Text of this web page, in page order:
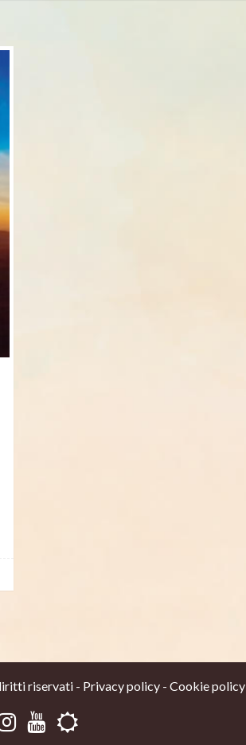
riservati - Privacy policy - Cookie policy